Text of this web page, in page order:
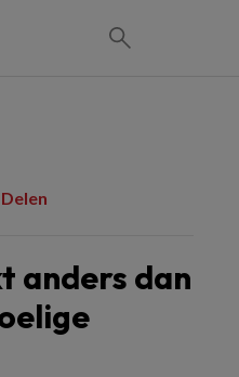
Delen
anders dan